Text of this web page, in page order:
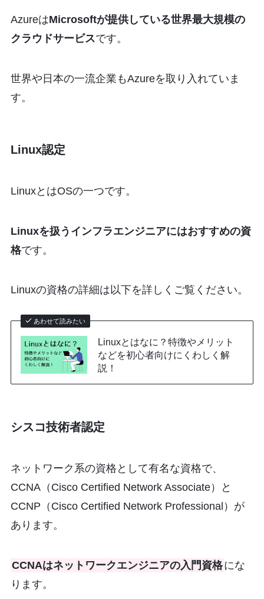
AzureはMicrosoftが提供している世界最大規模の
クラウドサービスです。
世界や日本の一流企業もAzureを取り入れていま
す。
Linux認定
LinuxとはOSの一つです。
Linuxを扱うインフラエンジニアにはおすすめの資
格です。
Linuxの資格の詳細は以下を詳しくご覧ください。
あわせて読みたい
Linuxとはなに？特徴やメリット
などを初心者向けにくわしく解
説！
シスコ技術者認定
ネットワーク系の資格として有名な資格で、
CCNA（Cisco Certified Network Associate）と
CCNP（Cisco Certified Network Professional）が
あります。
CCNAはネットワークエンジニアの入門資格にな
ります。